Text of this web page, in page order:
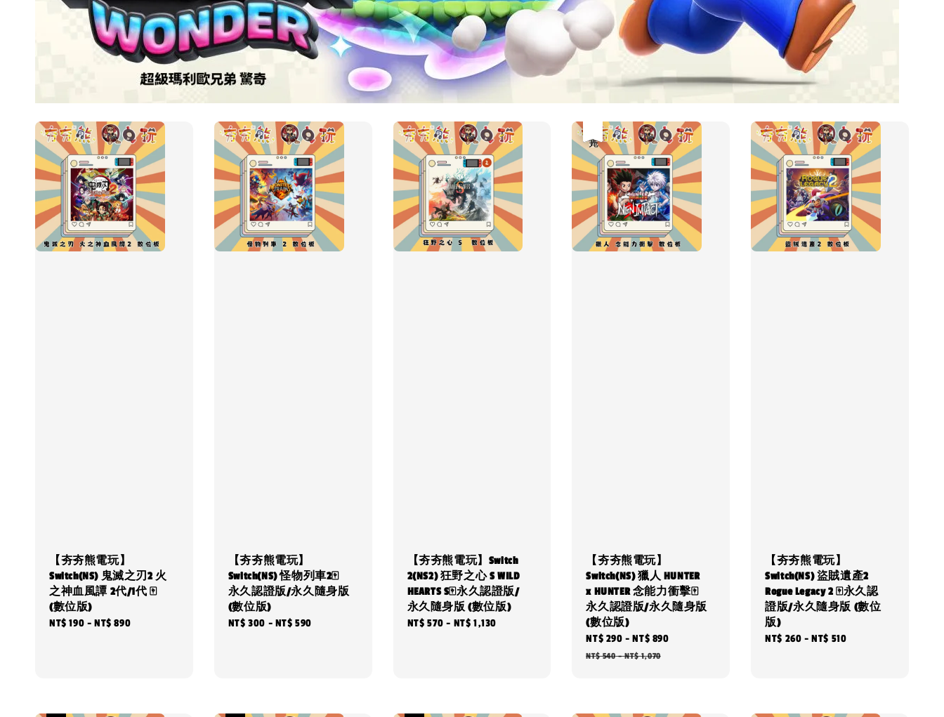
【夯夯熊電玩】
Switch(NS) 鬼滅之刃2 火
之神血風譚 2代/1代 🀄
(數位版)
Regular
NT$ 190 -NT$ 890
【夯夯熊電玩】
Switch(NS) 怪物列車2🀄
永久認證版/永久隨身版
(數位版)
Regular
NT$ 300 - NT$ 590
【夯夯熊電玩】Switch
2(NS2) 狂野之心 S WILD
HEARTS S🀄永久認證版/
永久隨身版 (數位版)
Regular
NT$ 570 - NT$ 1,130
【夯夯熊電玩】
Switch(NS) 獵人 HUNTER
x HUNTER 念能力衝擊🀄
永久認證版/永久隨身版
(數位版)
Sale
price
NT$ 290 -NT$ 890
NT$ 540-NT$ 1,070
【夯夯熊電玩】
Switch(NS) 盜賊遺產2
Rogue Legacy 2 🀄永久認
證版/永久隨身版 (數位
版)
Regular
NT$ 260 -NT$ 510